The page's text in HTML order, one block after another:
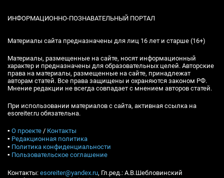
ИНФОРМАЦИОННО-ПОЗНАВАТЕЛЬНЫЙ ПОРТАЛ
Материалы сайта предназначены для лиц 16 лет и старше (16+)
Материалы, размещенные на сайте, носят информационный
характер и предназначены для образовательных целей. Авторские
права на материалы, размещенные на сайте, принадлежат
авторам статей. Все права защищены и охраняются законом РФ.
Мнение редакции не всегда совпадает с мнением авторов статей.
При использовании материалов с сайта, активная ссылка на
esoreiter.ru обязательна.
▪ О проекте / Контакты
▪ Редакционная политика
▪ Политика конфиденциальности
▪ Пользовательское соглашение
Контакты: esoreiter@yandex.ru, Гл.ред.: А.В.Шебловинский